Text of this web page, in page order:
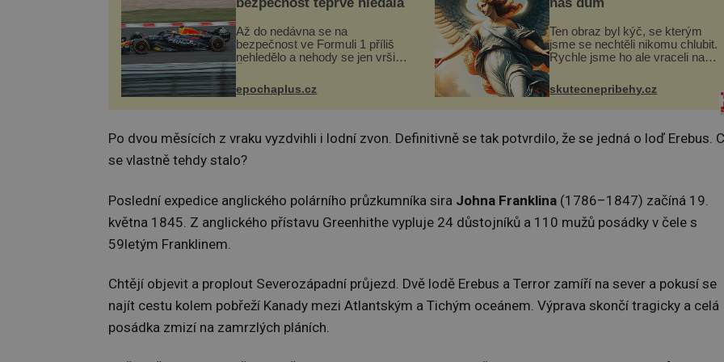
bezpečnost teprve hledala
Až do nedávna se na
bezpečnost ve Formuli 1 příliš
nehledělo a nehody se jen vršily.
kůži, často s trvalými následky
nebo bohužel i ztrátou života.
Dnes nepochopiteln...
epochaplus.cz
náš dům
Ten obraz byl kýč, se kterým
jsme se nechtěli nikomu chlubit.
Rychle jsme ho ale vraceli na
Vaškem jsme si pořídili
chaloupku, takový domek na
severu Čech, kde jsme si
skutecnepribehy.cz
Po dvou měsících z vraku vyzdvihli i lodní zvon. Definitivně se tak potvrdilo, že se jedná o loď Erebus.
se vlastně tehdy stalo?
Poslední expedice anglického polárního průzkumníka sira Johna Franklina (1786–1847) začíná 19.
května 1845. Z anglického přístavu Greenhithe vypluje 24 důstojníků a 110 mužů posádky v čele s
59letým Franklinem.
Chtějí objevit a proplout Severozápadní průjezd. Dvě lodě Erebus a Terror zamíří na sever a pokusí se
najít cestu kolem pobřeží Kanady mezi Atlantským a Tichým oceánem. Výprava skončí tragicky a celá
posádka zmizí na zamrzlých pláních.